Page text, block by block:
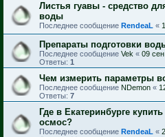
Листья гуавы - средство
воды
Последнее сообщение RendeaL «
Препараты подготовки
Последнее сообщение Vek « 09
Ответы: 1
Чем измерить параметры
Последнее сообщение NDemon «
Ответы: 7
Где в Екатеринбурге
осмос?
Последнее сообщение RendeaL «